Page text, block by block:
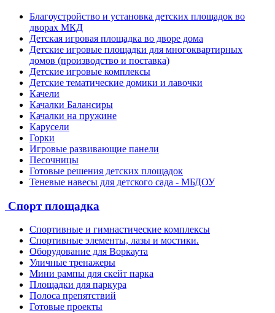
Благоустройство и установка детских площадок во
дворах МКД
Детская игровая площадка во дворе дома
Детские игровые площадки для многоквартирных
домов (производство и поставка)
Детские игровые комплексы
Детские тематические домики и лавочки
Качели
Качалки Балансиры
Качалки на пружине
Карусели
Горки
Игровые развивающие панели
Песочницы
Готовые решения детских площадок
Теневые навесы для детского сада - МБДОУ
Спорт площадка
Спортивные и гимнастические комплексы
Спортивные элементы, лазы и мостики.
Оборудование для Воркаута
Уличные тренажеры
Мини рампы для скейт парка
Площадки для паркура
Полоса препятствий
Готовые проекты